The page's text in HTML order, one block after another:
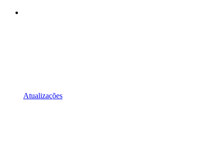
Atualizações